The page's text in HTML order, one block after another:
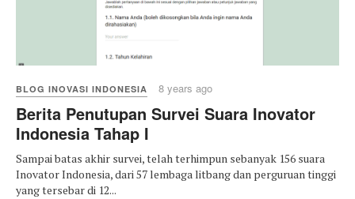
BLOG INOVASI INDONESIA 8 years ago
Berita Penutupan Survei Suara Inovator
Indonesia Tahap I
Sampai batas akhir survei, telah terhimpun sebanyak 156 suara
Inovator Indonesia, dari 57 lembaga litbang dan perguruan tinggi
yang tersebar di 12...